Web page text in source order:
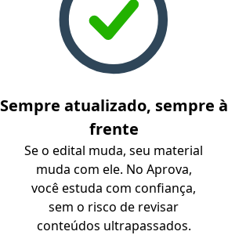
Sempre atualizado, sempre à
frente
Se o edital muda, seu material
muda com ele. No Aprova,
você estuda com confiança,
sem o risco de revisar
conteúdos ultrapassados.